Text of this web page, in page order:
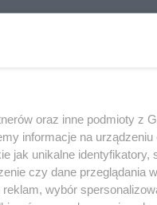
oraz inne podmioty z
informacje na urządzeniu
jak unikalne identyfikatory,
czy dane przeglądania
wybór